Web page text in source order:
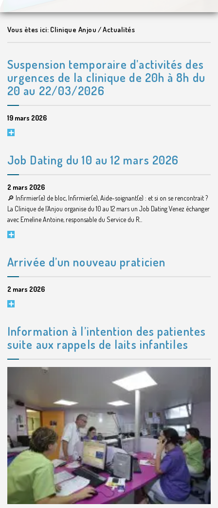
Vous ètes ici: Clinique Anjou /Actualités
Suspension temporaire d’activités des
urgences de la clinique de 20h à 8h du
20 au 22/03/2026
19 mars 2026
Job Dating du 10 au 12 mars 2026
2 mars 2026
🔎 Infirmier(e) de bloc, Infirmier(e), Aide-soignant(e) : et si on se rencontrait ?
La Clinique de l’Anjou organise du 10 au 12 mars un Job Dating Venez échanger
avec Emeline Antoine, responsable du Service du R...
Arrivée d’un nouveau praticien
2 mars 2026
Information à l’intention des patientes
suite aux rappels de laits infantiles